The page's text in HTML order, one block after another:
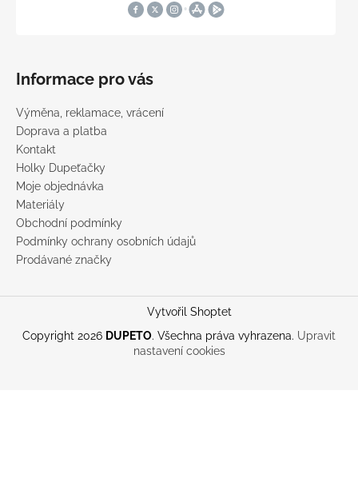
Informace pro vás
Výměna, reklamace, vrácení
Doprava a platba
Kontakt
Holky Dupeťačky
Moje objednávka
Materiály
Obchodní podmínky
Podmínky ochrany osobních údajů
Prodávané značky
Vytvořil Shoptet
Copyright 2026 DUPETO. Všechna práva vyhrazena. Upravit
nastavení cookies